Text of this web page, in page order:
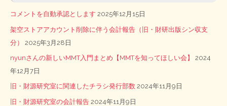
コメントを自動承認とします 2025年12月15日
架空ストアアカウント削除に伴う会計報告（旧・財研出版シン収支
分）
2025年3月28日
nyunさんの新しいMMT入門まとめ【MMTを知ってほしい会】
2024
年12月7日
旧・財源研究室に関連したチラシ発行部数 2024年11月9日
旧・財源研究室の会計報告 2024年11月9日